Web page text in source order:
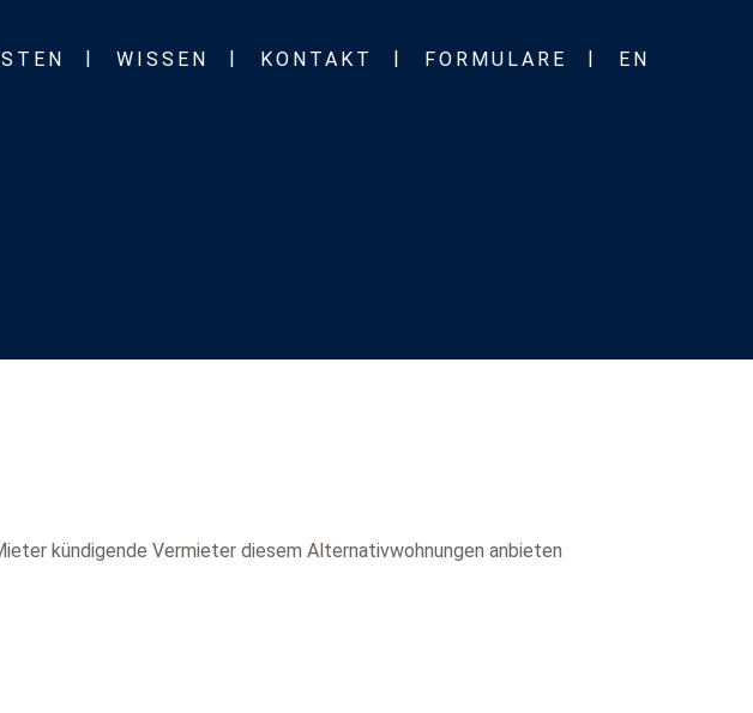
WISSEN KONTAKT FORMULARE EN
kündigende Vermieter diesem Alternativwohnungen anbieten